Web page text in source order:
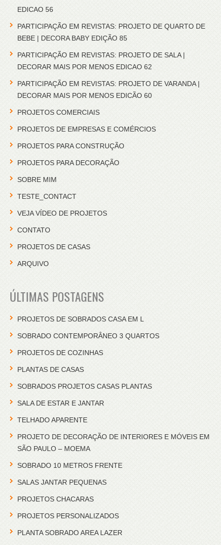
EDICAO 56
PARTICIPAÇÃO EM REVISTAS: PROJETO DE QUARTO DE
BEBE | DECORA BABY EDIÇÃO 85
PARTICIPAÇÃO EM REVISTAS: PROJETO DE SALA |
DECORAR MAIS POR MENOS EDICAO 62
PARTICIPAÇÃO EM REVISTAS: PROJETO DE VARANDA |
DECORAR MAIS POR MENOS EDICÃO 60
PROJETOS COMERCIAIS
PROJETOS DE EMPRESAS E COMÉRCIOS
PROJETOS PARA CONSTRUÇÃO
PROJETOS PARA DECORAÇÃO
SOBRE MIM
TESTE_CONTACT
VEJA VÍDEO DE PROJETOS
CONTATO
PROJETOS DE CASAS
ARQUIVO
ÚLTIMAS POSTAGENS
PROJETOS DE SOBRADOS CASA EM L
SOBRADO CONTEMPORÂNEO 3 QUARTOS
PROJETOS DE COZINHAS
PLANTAS DE CASAS
SOBRADOS PROJETOS CASAS PLANTAS
SALA DE ESTAR E JANTAR
TELHADO APARENTE
PROJETO DE DECORAÇÃO DE INTERIORES E MÓVEIS EM
SÃO PAULO – MOEMA
SOBRADO 10 METROS FRENTE
SALAS JANTAR PEQUENAS
PROJETOS CHACARAS
PROJETOS PERSONALIZADOS
PLANTA SOBRADO AREA LAZER